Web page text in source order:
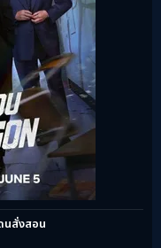
นสั่งสอน